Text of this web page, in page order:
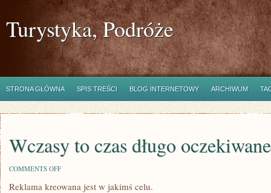
Turystyka, Podróże
STRONA GŁÓWNA SPIS TREŚCI BLOG INTERNETOWY ARCHIWUM
Wczasy to czas długo
COMMENTS OFFON
TO
Reklama kreowana jest w jakimś celu.